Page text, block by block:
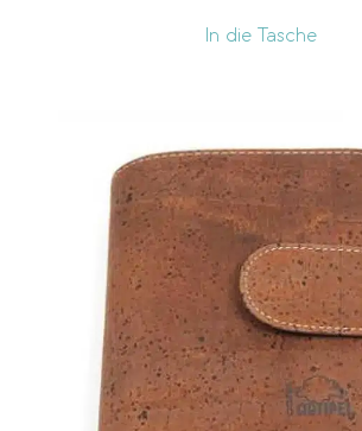
In die Tasche